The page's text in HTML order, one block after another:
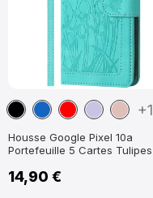
NoirBleuRouge
VioletOr
+1
Housse Google Pixel 10a
Portefeuille 5 Cartes Tulipes
14,90 €